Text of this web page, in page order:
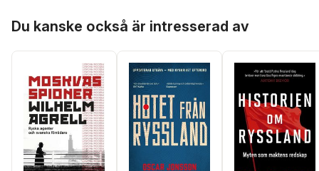
Du kanske också är intresserad av